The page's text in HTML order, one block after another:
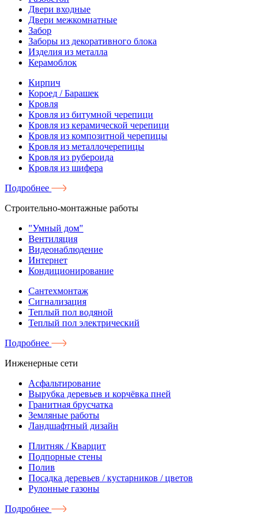
Двери входные
Двери межкомнатные
Забор
Заборы из декоративного блока
Изделия из металла
Керамоблок
Кирпич
Короед / Барашек
Кровля
Кровля из битумной черепици
Кровля из керамической черепици
Кровля из композитной черепицы
Кровля из металлочерепицы
Кровля из рубероида
Кровля из шифера
Подробнее
Строительно-монтажные работы
"Умный дом"
Вентиляция
Видеонаблюдение
Интернет
Кондиционирование
Сантехмонтаж
Сигнализация
Теплый пол водяной
Теплый пол электрический
Подробнее
Инженерные сети
Асфальтирование
Вырубка деревьев и корчёвка пней
Гранитная брусчатка
Земляные работы
Ландшафтный дизайн
Плитняк / Кварцит
Подпорные стены
Полив
Посадка деревьев / кустарников / цветов
Рулонные газоны
Подробнее